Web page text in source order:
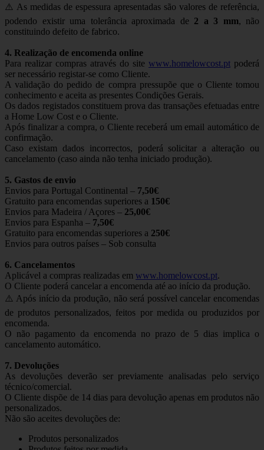
⚠️ As medidas de espessura apresentadas são valores de referência,
podendo existir uma tolerância aproximada de 2 a 3 mm, não
constituindo defeito de fabrico.
4. Realização de encomenda online
Para realizar compras através do site www.homelowcost.pt poderá
ser necessário registar-se como Cliente.
A validação do pedido de compra pressupõe que o Cliente tomou
conhecimento e aceita as presentes Condições Gerais.
Os dados registados constituem prova das transações efetuadas entre
a Home Low Cost e o Cliente.
Após finalizar a compra, o Cliente receberá um email automático de
confirmação.
Caso existam dados incorrectos, poderá solicitar a alteração ou
cancelamento (caso ainda não tenha iniciado produção).
5. Gastos de envio
Envios para Portugal Continental – 7,50€
Gratuito para encomendas superiores a 150€
Envios para Madeira / Açores – 25,00€
Envios para Espanha – 7,50€
Gratuito para encomendas superiores a 250€
Envios para outros países – Sob consulta
6. Cancelamentos
Aplicável a compras realizadas em www.homelowcost.pt.
O Cliente poderá cancelar a encomenda até ao início da produção.
⚠️ Após início da produção, não será possível cancelar encomendas
de produtos personalizados, feitos por medida ou produzidos por
encomenda.
O não pagamento da encomenda no prazo de 5 dias implica o
cancelamento automático.
7. Devoluções
As devoluções deverão ser previamente analisadas pelo serviço
técnico/comercial.
O Cliente dispõe de 14 dias para devolução apenas em produtos não
personalizados.
Não são aceites devoluções de:
Produtos personalizados